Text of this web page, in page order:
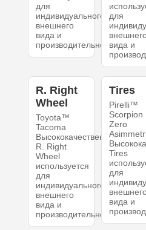
для
индивидуального
внешнего
вида и
производительности.
для
вида и
R. Right
Wheel
Toyota™
Tacoma
Высококачественный
R. Right
Wheel
используется
для
индивидуального
внешнего
вида и
производительности.
Tires
Pirelli™
Scorpion
Zero
Tires
для
вида и